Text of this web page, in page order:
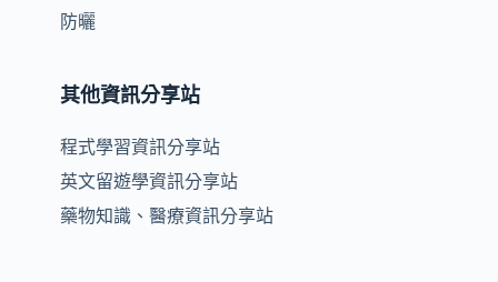
防曬
其他資訊分享站
程式學習資訊分享站
英文留遊學資訊分享站
藥物知識、醫療資訊分享站